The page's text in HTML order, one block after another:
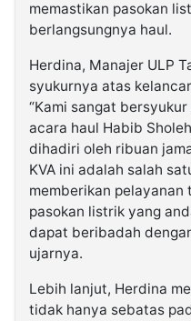
memastikan pasokan
berlangsungnya haul.
Herdina, Manajer ULP
syukurnya atas
“Kami sangat
acara haul Habib
dihadiri oleh ribuan
KVA ini adalah salah
memberikan pelayanan
pasokan listrik yang
dapat beribadah
ujarnya.
Lebih lanjut, Herdina
tidak hanya sebatas